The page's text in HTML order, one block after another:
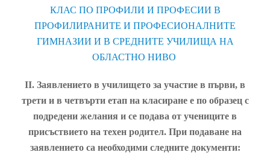
КЛАС ПО ПРОФИЛИ И ПРОФЕСИИ В
ПРОФИЛИРАНИТЕ И ПРОФЕСИОНАЛНИТЕ
ГИМНАЗИИ И В СРЕДНИТЕ УЧИЛИЩА НА
ОБЛАСТНО НИВО
ІІ. Заявлението в училището за участие в първи, в
трети и в четвърти етап на класиране е по образец с
подредени желания и се подава от учениците в
присъствието на техен родител. При подаване на
заявлението са необходими следните документи: